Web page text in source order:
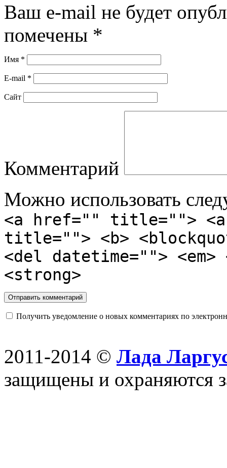
Ваш e-mail не будет
помечены *
Имя *
E-mail *
Сайт
Комментарий
Можно использовать
<a href="" title="">
title=""> <b>
<del datetime="">
<strong>
Получить уведомление о новых комментариях по
2011-2014 © Лада
защищены и охраняются